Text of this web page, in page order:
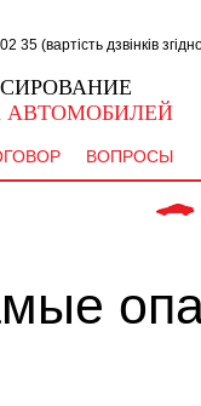
35 (вартість дзвінків
ВОПРОСЫ
CEE'D  -